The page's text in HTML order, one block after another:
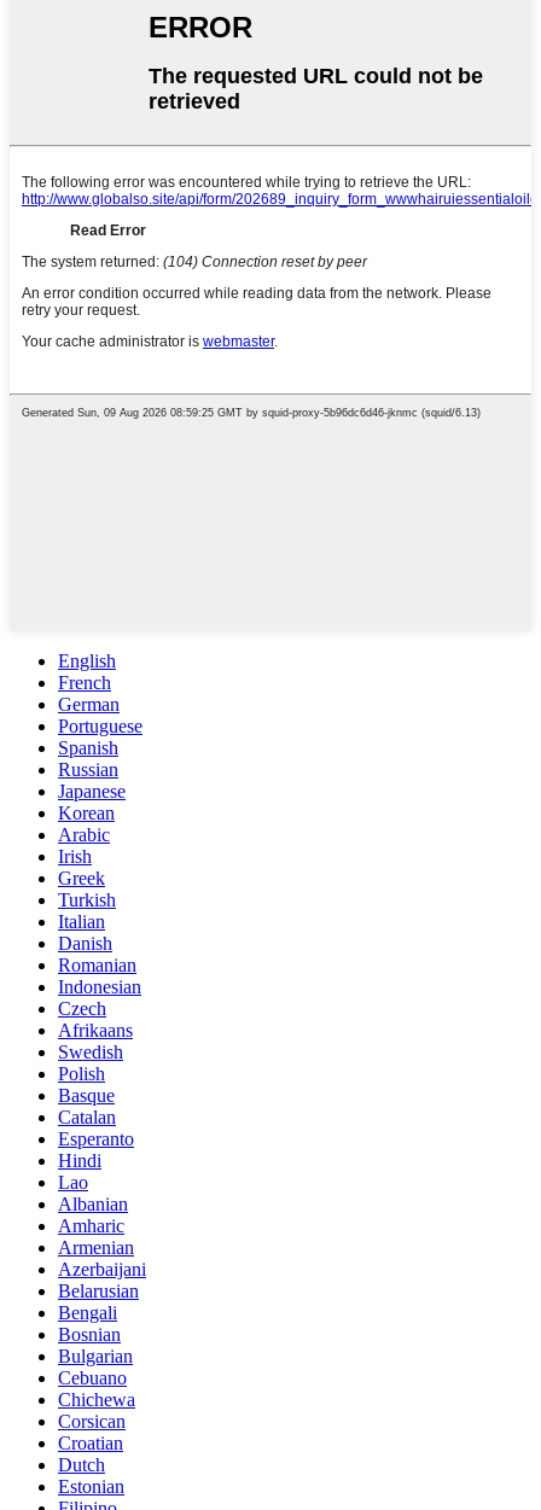
English
French
German
Portuguese
Spanish
Russian
Japanese
Korean
Arabic
Irish
Greek
Turkish
Italian
Danish
Romanian
Indonesian
Czech
Afrikaans
Swedish
Polish
Basque
Catalan
Esperanto
Hindi
Lao
Albanian
Amharic
Armenian
Azerbaijani
Belarusian
Bengali
Bosnian
Bulgarian
Cebuano
Chichewa
Corsican
Croatian
Dutch
Estonian